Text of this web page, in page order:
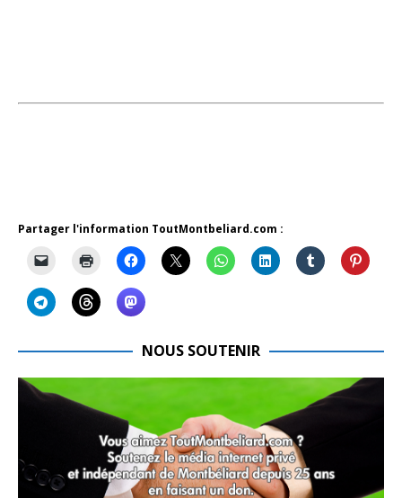
Partager l'information ToutMontbeliard.com :
NOUS SOUTENIR